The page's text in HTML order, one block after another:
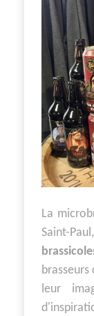
La
Saint-
brasseurs
leur